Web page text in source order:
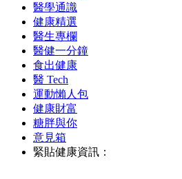
醫學通識
健康精選
醫生專欄
醫健一分鐘
食出健康
醫 Tech
運動懶人包
健康財富
糖胖與你
意見箱
緊貼健康資訊：